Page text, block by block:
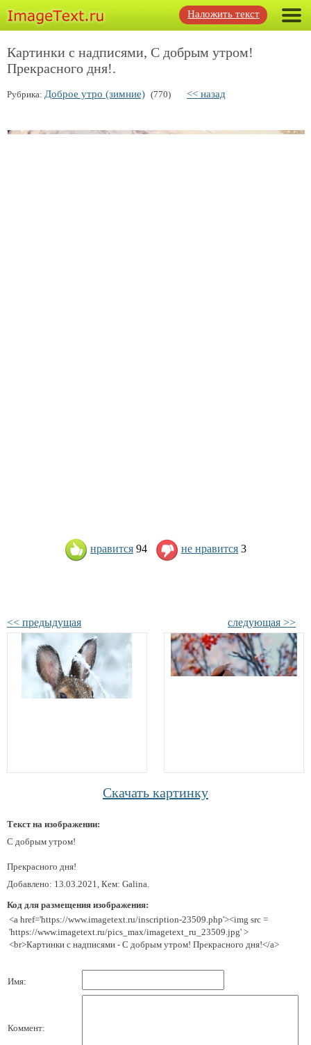
Наложить текст
Картинки с надписями, С добрым утром!
Прекрасного дня!.
Рубрика: Доброе утро (зимние) (770) << назад
нравится 94 не нравится 3
<< предыдущая следующая >>
Скачать картинку
Текст на изображении:
С добрым утром!
Прекрасного дня!
Добавлено: 13.03.2021, Кем: Galina.
Код для размещения изображения:
<a href='https://www.imagetext.ru/inscription-23509.php'><img src =
'https://www.imagetext.ru/pics_max/imagetext_ru_23509.jpg' >
<br>Картинки с надписями - С добрым утром! Прекрасного дня!</a>
Имя:
Коммент: